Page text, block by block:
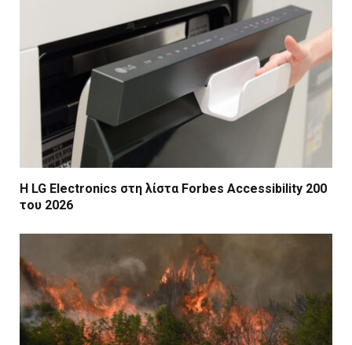
Η LG Electronics στη λίστα Forbes Accessibility 200
του 2026